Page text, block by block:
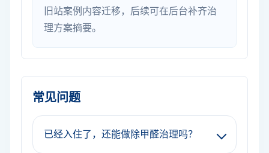
旧站案例内容迁移，后续可在后台补齐治
理方案摘要。
常见问题
已经入住了，还能做除甲醛治理吗？